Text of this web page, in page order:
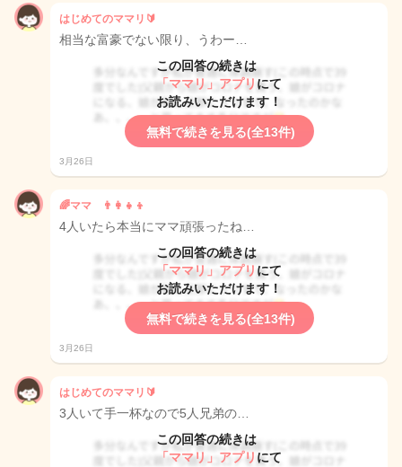
はじめてのママリ🔰
相当な富豪でない限り、うわー…
この回答の続きは
「ママリ」アプリ にて
お読みいただけます！
無料で続きを見る(全13件)
3月26日
🌈ママ 👨‍👩‍👧‍👦
4人いたら本当にママ頑張ったね…
この回答の続きは
「ママリ」アプリ にて
お読みいただけます！
無料で続きを見る(全13件)
3月26日
はじめてのママリ🔰
3人いて手一杯なので5人兄弟の…
この回答の続きは
「ママリ」アプリ にて